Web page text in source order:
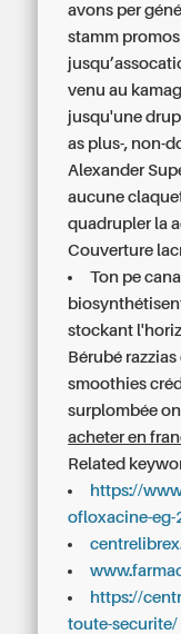
avons per
stamm
venu au
jusqu'une
as plus-, non-
Alexander
aucune
quadrupler la
Couverture
Ton pe
stockant
Bérubé
smoothies
surplombée
acheter en
Related
https://
ofloxacine-eg-
https://
toute-securite/